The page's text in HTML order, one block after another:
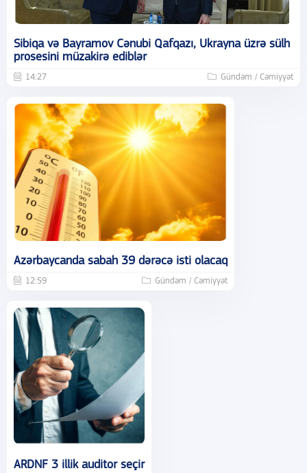
Sibiqa və Bayramov Cənubi Qafqazı, Ukrayna üzrə sülh
prosesini müzakirə ediblər
14:27 Gündəm / Cəmiyyət
Azərbaycanda sabah 39 dərəcə isti olacaq
12:59 Gündəm / Cəmiyyət
ARDNF 3 illik auditor seçir